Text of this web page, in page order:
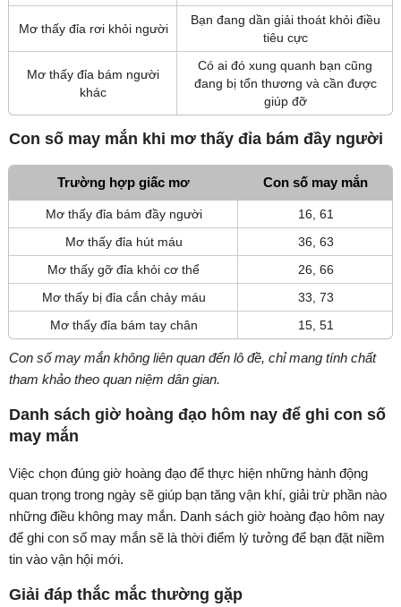
Mơ thấy đỉa rơi khỏi người
Bạn đang dần giải thoát khỏi điều
tiêu cực
Mơ thấy đỉa bám người
khác
Có ai đó xung quanh bạn cũng
đang bị tổn thương và cần được
giúp đỡ
Con số may mắn khi mơ thấy đỉa bám đầy người
Trường hợp giấc mơ Con số may mắn
Mơ thấy đỉa bám đầy người
16, 61
Mơ thấy đỉa hút máu
36, 63
Mơ thấy gỡ đỉa khỏi cơ thể
26, 66
Mơ thấy bị đỉa cắn chảy máu
33, 73
Mơ thấy đỉa bám tay chân
15, 51
Con số may mắn không liên quan đến lô đề, chỉ mang tính chất
tham khảo theo quan niệm dân gian.
Danh sách giờ hoàng đạo hôm nay để ghi con số
may mắn
Việc chọn đúng giờ hoàng đạo để thực hiện những hành động
quan trọng trong ngày sẽ giúp bạn tăng vận khí, giải trừ phần nào
những điều không may mắn. Danh sách giờ hoàng đạo hôm nay
để ghi con số may mắn sẽ là thời điểm lý tưởng để bạn đặt niềm
tin vào vận hội mới.
Giải đáp thắc mắc thường gặp